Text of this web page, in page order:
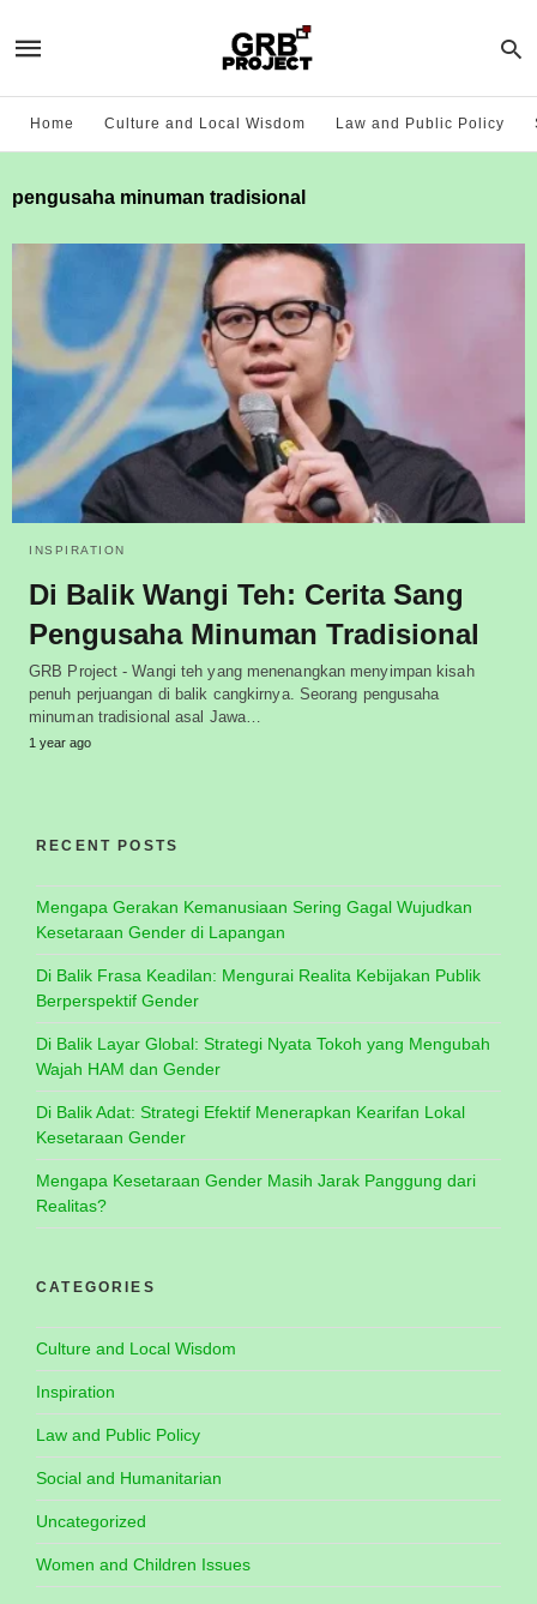
Home Culture and Local Wisdom Law and Public Policy
pengusaha minuman tradisional
INSPIRATION
Di Balik Wangi Teh: Cerita Sang
Pengusaha Minuman Tradisional
GRB Project - Wangi teh yang menenangkan menyimpan kisah
penuh perjuangan di balik cangkirnya. Seorang pengusaha
minuman tradisional asal Jawa…
1 year ago
RECENT POSTS
Mengapa Gerakan Kemanusiaan Sering Gagal Wujudkan
Kesetaraan Gender di Lapangan
Di Balik Frasa Keadilan: Mengurai Realita Kebijakan Publik
Berperspektif Gender
Di Balik Layar Global: Strategi Nyata Tokoh yang Mengubah
Wajah HAM dan Gender
Di Balik Adat: Strategi Efektif Menerapkan Kearifan Lokal
Kesetaraan Gender
Mengapa Kesetaraan Gender Masih Jarak Panggung dari
Realitas?
CATEGORIES
Culture and Local Wisdom
Inspiration
Law and Public Policy
Social and Humanitarian
Uncategorized
Women and Children Issues